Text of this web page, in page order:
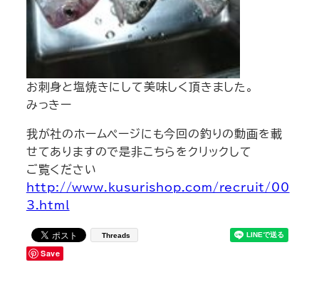
お刺身と塩焼きにして美味しく頂きました。
みっきー
我が社のホームページにも今回の釣りの動画を載
せてありますので是非こちらをクリックして
ご覧ください
http://www.kusurishop.com/recruit/00
3.html
Threads
Save